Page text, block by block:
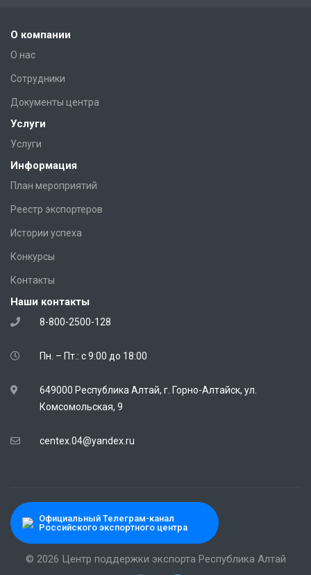
О компании
О нас
Сотрудники
Документы центра
Услуги
Услуги
Информация
План мероприятий
Реестр экспортеров
Истории успеха
Конкурсы
Контакты
Наши контакты
8-800-2500-128
Пн. – Пт.: с 9:00 до 18:00
649000 Республика Алтай, г. Горно-Алтайск, ул.
Комсомольская, 9
centex.04@yandex.ru
Официальный Телеграм-канал
Российского экспортного центра
© 2026 Центр поддержки экспорта Республика Алтай